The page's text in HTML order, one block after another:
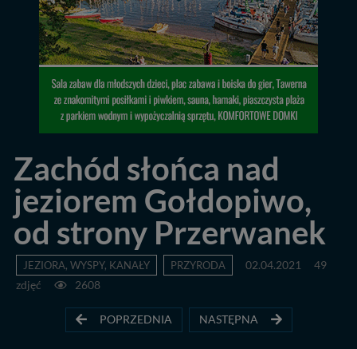
Zachód słońca nad
jeziorem Gołdopiwo,
od strony Przerwanek
JEZIORA, WYSPY, KANAŁY PRZYRODA 02.04.2021
49
zdjęć
2608
POPRZEDNIA NASTĘPNA